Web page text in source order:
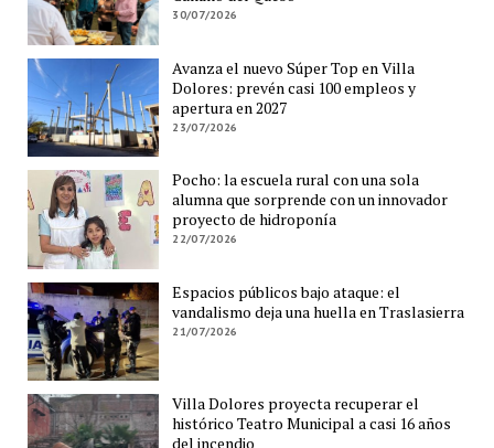
30/07/2026
Avanza el nuevo Súper Top en Villa
Dolores: prevén casi 100 empleos y
apertura en 2027
23/07/2026
Pocho: la escuela rural con una sola
alumna que sorprende con un innovador
proyecto de hidroponía
22/07/2026
Espacios públicos bajo ataque: el
vandalismo deja una huella en Traslasierra
21/07/2026
Villa Dolores proyecta recuperar el
histórico Teatro Municipal a casi 16 años
del incendio